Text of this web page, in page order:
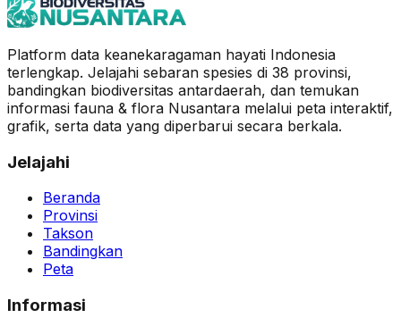
Platform data keanekaragaman hayati Indonesia
terlengkap. Jelajahi sebaran spesies di 38 provinsi,
bandingkan biodiversitas antardaerah, dan temukan
informasi fauna & flora Nusantara melalui peta interaktif,
grafik, serta data yang diperbarui secara berkala.
Jelajahi
Beranda
Provinsi
Takson
Bandingkan
Peta
Informasi